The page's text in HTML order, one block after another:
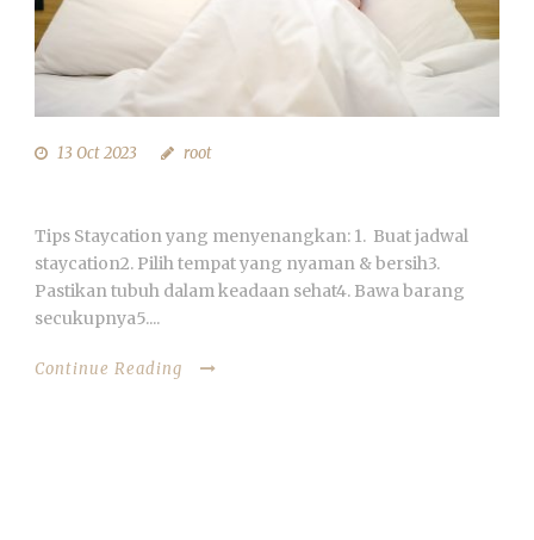
13 Oct 2023 root
Tips Staycation yang menyenangkan: 1. Buat jadwal
staycation2. Pilih tempat yang nyaman & bersih3.
Pastikan tubuh dalam keadaan sehat4. Bawa barang
secukupnya5....
Continue Reading